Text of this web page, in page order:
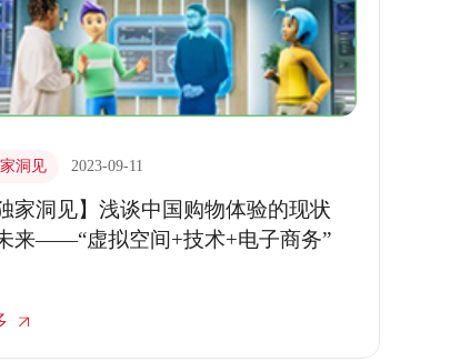
洞见 2023-09-11
独家洞见】浅谈中国购物体验的现状
来——“虚拟空间+技术+电子商务”